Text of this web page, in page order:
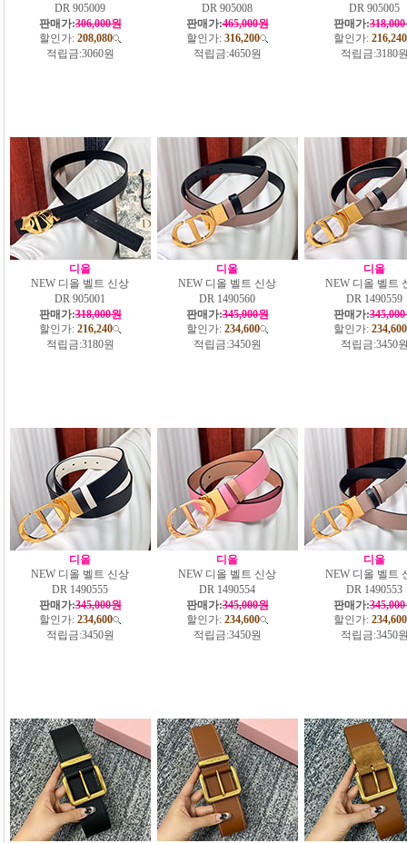
DR 905009
판매가:306,000원
할인가: 208,080
적립금:3060원
DR 905008
판매가:465,000원
할인가: 316,200
적립금:4650원
DR 905005
판매가:
할인가: 216,240
적립금:3180
디올
NEW 디올 벨트 신상
DR 905001
판매가:318,000원
할인가: 216,240
적립금:3180원
디올
NEW 디올 벨트 신상
DR 1490560
판매가:345,000원
할인가: 234,600
적립금:3450원
디올
NEW 디올 벨트
DR 1490559
판매가:
할인가: 234,600
적립금:3450
디올
NEW 디올 벨트 신상
DR 1490555
판매가:345,000원
할인가: 234,600
적립금:3450원
디올
NEW 디올 벨트 신상
DR 1490554
판매가:345,000원
할인가: 234,600
적립금:3450원
디올
NEW 디올 벨트
DR 1490553
판매가:
할인가: 234,600
적립금:3450